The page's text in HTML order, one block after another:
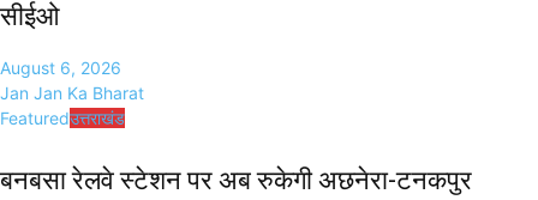
सीईओ
August 6, 2026
Jan Jan Ka Bharat
Featuredउत्तराखंड
बनबसा रेलवे स्टेशन पर अब रुकेगी अछनेरा-टनकपुर